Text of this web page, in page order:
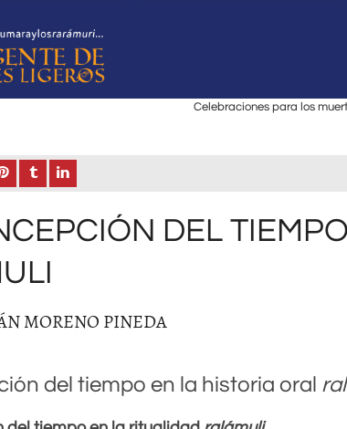
Celebraciones para los
DEL
MORENO PINEDA
del tiempo en la historia oral